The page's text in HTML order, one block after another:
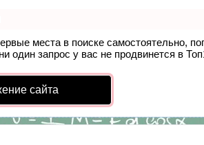
места в поиске самостоятельно,
один запрос у вас не продвинется в
сайта